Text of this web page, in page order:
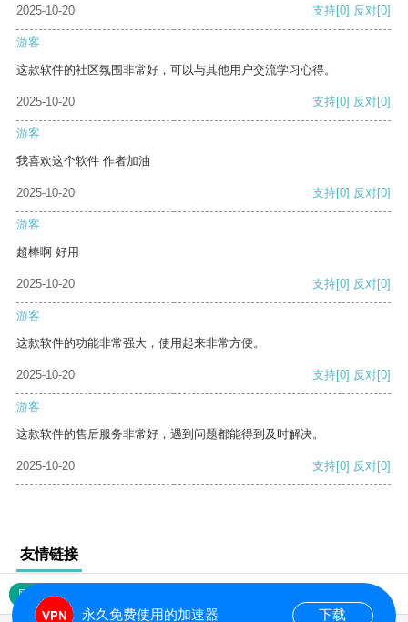
2025-10-20 支持[0] 反对[0]
游客
这款软件的社区氛围非常好，可以与其他用户交流学习心得。
2025-10-20 支持[0] 反对[0]
游客
我喜欢这个软件 作者加油
2025-10-20 支持[0] 反对[0]
游客
超棒啊 好用
2025-10-20 支持[0] 反对[0]
游客
这款软件的功能非常强大，使用起来非常方便。
2025-10-20 支持[0] 反对[0]
游客
这款软件的售后服务非常好，遇到问题都能得到及时解决。
2025-10-20 支持[0] 反对[0]
友情链接
网站地图
永久免费使用的加速器 下载